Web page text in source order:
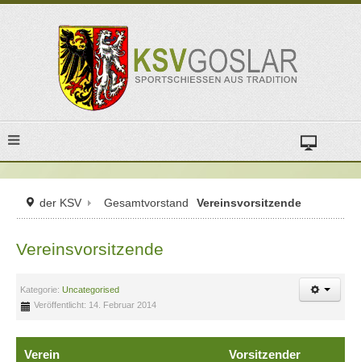
der KSV Gesamtvorstand Vereinsvorsitzende
Vereinsvorsitzende
Kategorie: Uncategorised
Veröffentlicht: 14. Februar 2014
Verein Vorsitzender